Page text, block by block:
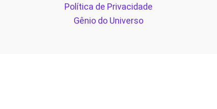
Política de Privacidade
Gênio do Universo